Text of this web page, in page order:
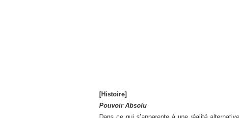
[Histoire]
Pouvoir Absolu